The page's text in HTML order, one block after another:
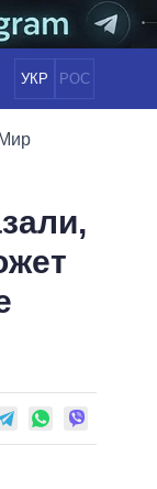
УКР РОС
Мир